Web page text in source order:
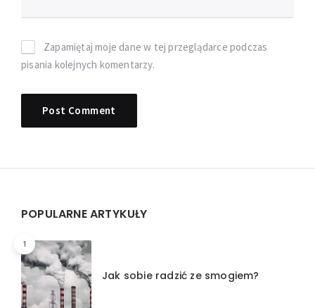
Zapamiętaj moje dane w tej przeglądarce podczas
pisania kolejnych komentarzy.
Widgets
POPULARNE ARTYKUŁY
1
Jak sobie radzić ze smogiem?